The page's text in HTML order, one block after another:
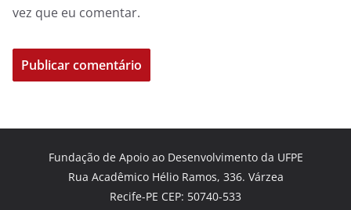
vez que eu comentar.
Fundação de Apoio ao Desenvolvimento da UFPE
Rua Acadêmico Hélio Ramos, 336. Várzea
Recife-PE CEP: 50740-533